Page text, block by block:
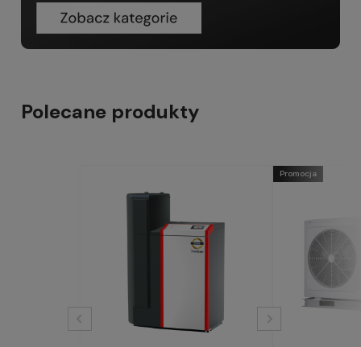
Polecane produkty
Promocja